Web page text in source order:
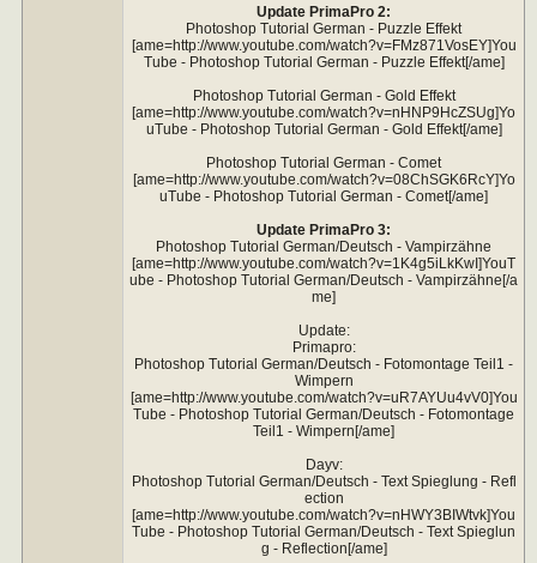
Update PrimaPro 2:
Photoshop Tutorial German - Puzzle Effekt
[ame=http://www.youtube.com/watch?v=FMz871VosEY]You
Tube - Photoshop Tutorial German - Puzzle Effekt[/ame]
Photoshop Tutorial German - Gold Effekt
[ame=http://www.youtube.com/watch?v=nHNP9HcZSUg]Yo
uTube - Photoshop Tutorial German - Gold Effekt[/ame]
Photoshop Tutorial German - Comet
[ame=http://www.youtube.com/watch?v=08ChSGK6RcY]Yo
uTube - Photoshop Tutorial German - Comet[/ame]
Update PrimaPro 3:
Photoshop Tutorial German/Deutsch - Vampirzähne
[ame=http://www.youtube.com/watch?v=1K4g5iLkKwI]YouT
ube - Photoshop Tutorial German/Deutsch - Vampirzähne[/a
me]
Update:
Primapro:
Photoshop Tutorial German/Deutsch - Fotomontage Teil1 -
Wimpern
[ame=http://www.youtube.com/watch?v=uR7AYUu4vV0]You
Tube - Photoshop Tutorial German/Deutsch - Fotomontage
Teil1 - Wimpern[/ame]
Dayv:
Photoshop Tutorial German/Deutsch - Text Spieglung - Refl
ection
[ame=http://www.youtube.com/watch?v=nHWY3BIWtvk]You
Tube - Photoshop Tutorial German/Deutsch - Text Spieglun
g - Reflection[/ame]